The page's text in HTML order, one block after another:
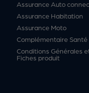
Assurance Auto
Assurance Habitation
Assurance Moto
Complémentaire Santé
Conditions Générales
Fiches produit